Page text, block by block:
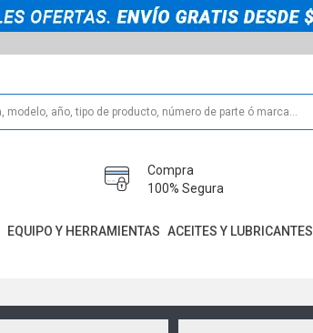
Compra
100% Segura
EQUIPO Y HERRAMIENTAS ACEITES Y LUBRICANTES